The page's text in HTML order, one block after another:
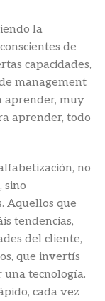
la
de
capacidades,
management
aprender, muy
aprender, todo
no
sino
Aquellos que
tendencias,
del cliente,
que invertís
una tecnología.
cada vez